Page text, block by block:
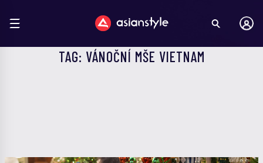
TAG: VÁNOČNÍ MŠE VIETNAM